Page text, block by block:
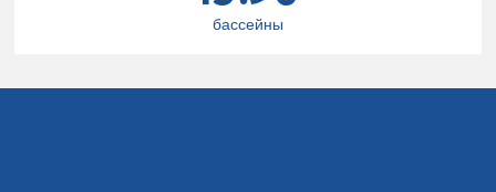
бассейны